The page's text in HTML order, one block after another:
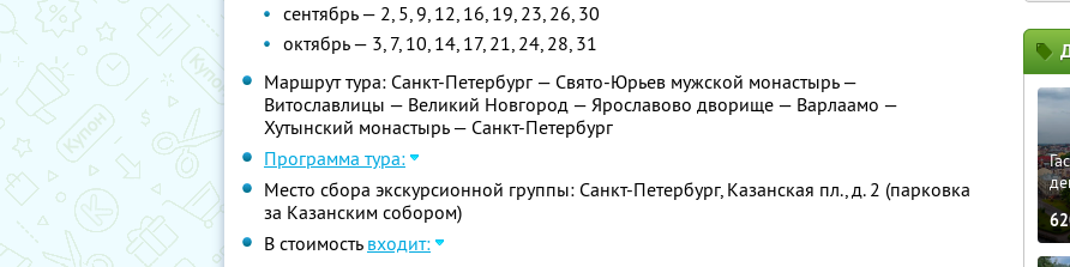
сентябрь — 2, 5, 9, 12, 16, 19, 23, 26, 30
октябрь — 3, 7, 10, 14, 17, 21, 24, 28, 31
Маршрут тура: Санкт-Петербург — Свято-Юрьев мужской монастырь —
Витославлицы — Великий Новгород — Ярославово дворище — Варлаамо —
Хутынский монастырь — Санкт-Петербург
Программа тура:
Место сбора экскурсионной группы: Санкт-Петербург, Казанская пл., д. 2 (парковка
за Казанским собором)
В стоимость входит: